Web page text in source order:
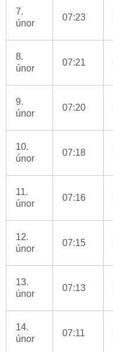
7.
únor
07:23
8.
únor
07:21
9.
únor
07:20
10.
únor
07:18
11.
únor
07:16
12.
únor
07:15
13.
únor
07:13
14.
únor
07:11